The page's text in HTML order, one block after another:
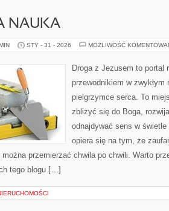
NAUKA
STY - 31 - 2026 MOŻLIWOŚĆ
Droga z Jezusem to portal
przewodnikiem w
pielgrzymce serca. To
zbliżyć się do Boga,
odnajdywać sens w świetle
opiera się na tym, że
przemierzać chwila po chwili. Warto
tego blogu […]